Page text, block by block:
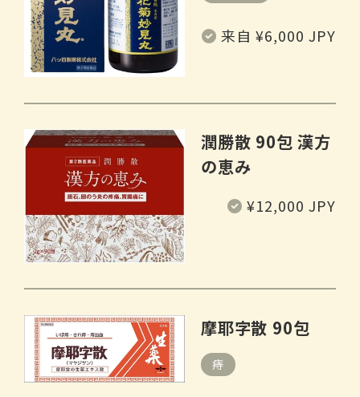
常 来自 ¥6,000 JPY
潤勝散 90包 漢方
の恵み
常 ¥12,000 JPY
摩耶字散 90包
痔